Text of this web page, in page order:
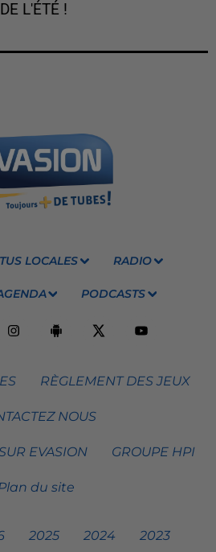
L'ÉTÉ !
LOCALES RADIO
PODCASTS
RÈGLEMENT DES JEUX
NOUS
EVASION GROUPE HPI
du site
2025 2024 2023